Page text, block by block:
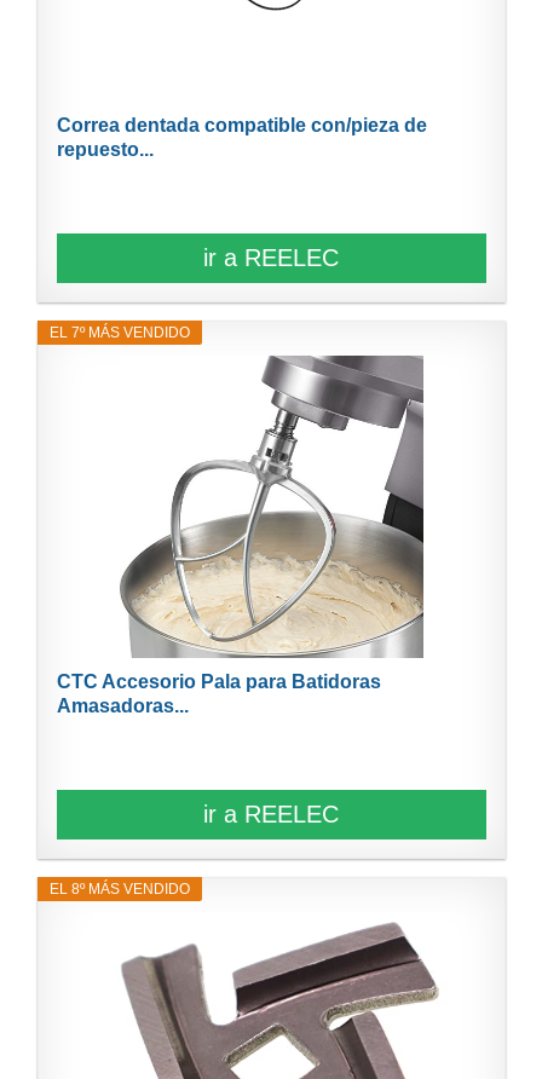
Correa dentada compatible con/pieza de
repuesto...
ir a REELEC
EL 7º MÁS VENDIDO
CTC Accesorio Pala para Batidoras
Amasadoras...
ir a REELEC
EL 8º MÁS VENDIDO